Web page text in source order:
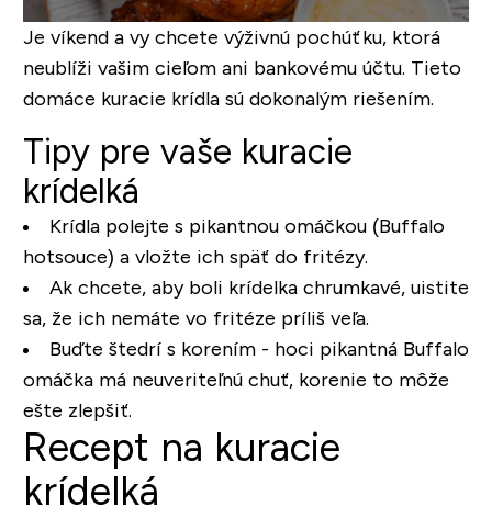
Je víkend a vy chcete výživnú pochúťku, ktorá
neublíži vašim cieľom ani bankovému účtu. Tieto
domáce kuracie krídla sú dokonalým riešením.
Tipy pre vaše kuracie
krídelká
Krídla polejte s pikantnou omáčkou (Buffalo
hotsouce) a vložte ich späť do fritézy.
Ak chcete, aby boli krídelka chrumkavé, uistite
sa, že ich nemáte vo fritéze príliš veľa.
Buďte štedrí s korením - hoci pikantná Buffalo
omáčka má neuveriteľnú chuť, korenie to môže
ešte zlepšiť.
Recept na kuracie
krídelká